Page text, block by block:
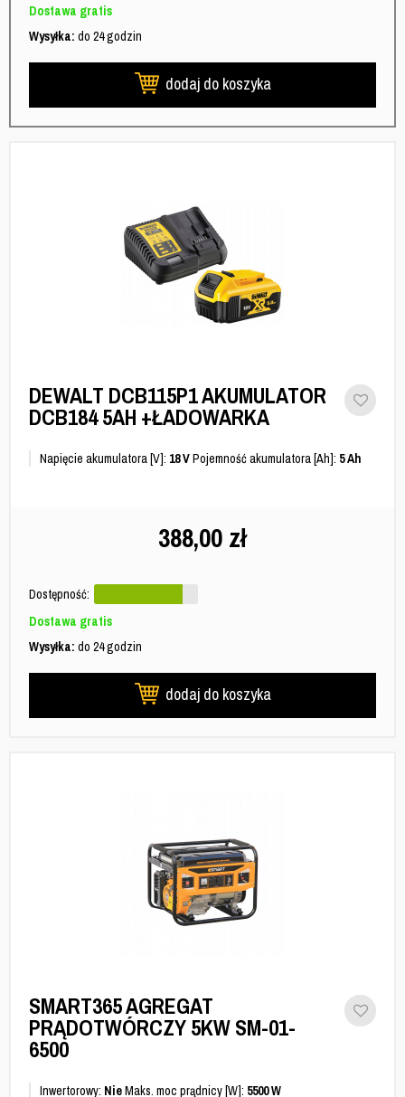
Dostawa gratis
Wysyłka: do 24 godzin
dodaj do koszyka
DEWALT DCB115P1 AKUMULATOR
DCB184 5AH +ŁADOWARKA
Napięcie akumulatora [V]: 18 VPojemność akumulatora [Ah]: 5 Ah
388,00 zł
Dostępność:
Dostawa gratis
Wysyłka: do 24 godzin
dodaj do koszyka
SMART365 AGREGAT
PRĄDOTWÓRCZY 5KW SM-01-
6500
Inwertorowy: NieMaks. moc prądnicy [W]: 5500 W